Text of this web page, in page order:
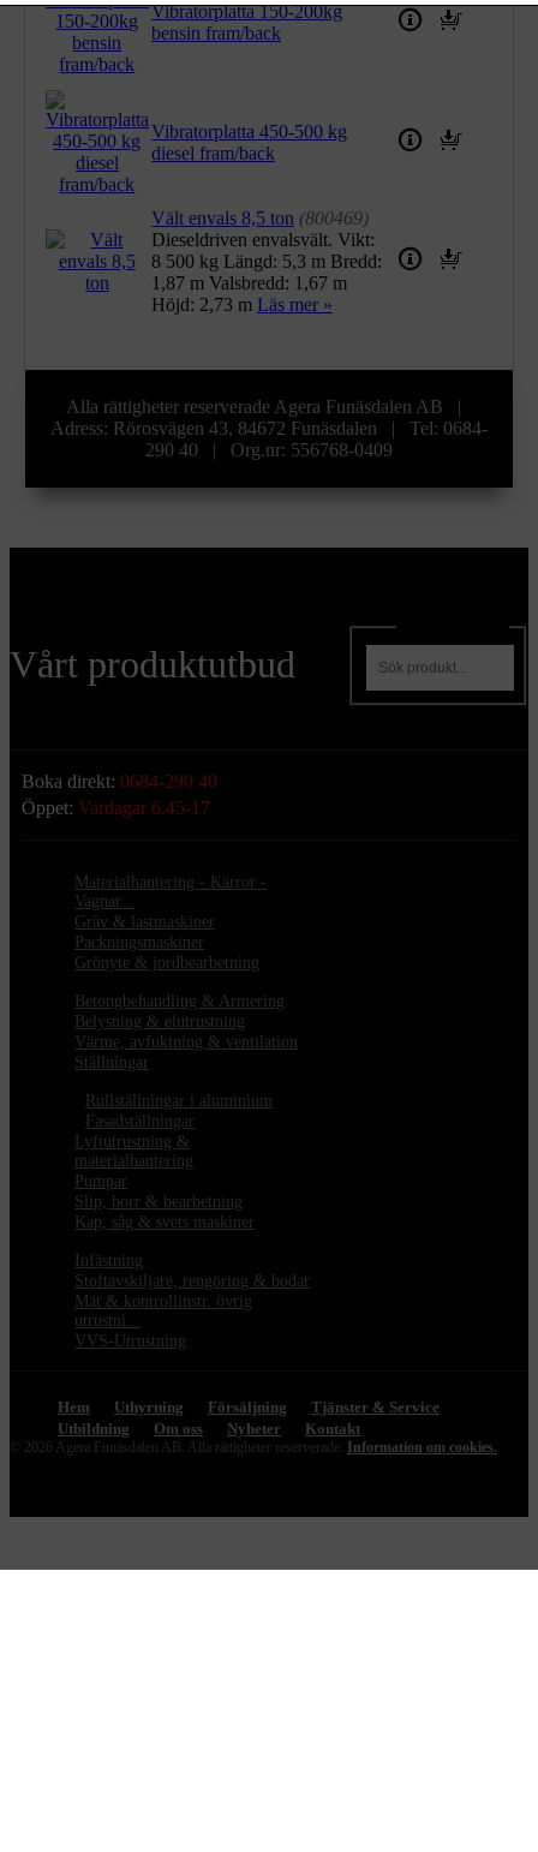
Vibratorplatta 150-200kg
bensin fram/back
Vibratorplatta 450-500 kg
diesel fram/back
Vält envals 8,5 ton (800469)
Dieseldriven envalsvält. Vikt:
8 500 kg Längd: 5,3 m Bredd:
1,87 m Valsbredd: 1,67 m
Höjd: 2,73 m Läs mer »
Alla rättigheter reserverade Agera Funäsdalen AB |
Adress: Rörosvägen 43, 84672 Funäsdalen | Tel: 0684-
290 40 | Org.nr: 556768-0409
Vårt produktutbud
Boka direkt: 0684-290 40
Öppet: Vardagar 6.45-17
Materialhantering - Kärror -
Vagnar...
Gräv & lastmaskiner
Packningsmaskiner
Grönyte & jordbearbetning
Betongbehandling & Armering
Belysning & elutrustning
Värme, avfuktning & ventilation
Ställningar
Rullställningar i aluminium
Fasadställningar
Lyftutrustning &
materialhantering
Pumpar
Slip, borr & bearbetning
Kap, såg & svets maskiner
Infästning
Stoftavskiljare, rengöring & bodar
Mät & kontrollinstr. övrig
utrustni...
VVS-Utrustning
Hem Uthyrning Försäljning
Tjänster & Service
Utbildning
Om oss Nyheter Kontakt
© 2026 Agera Funäsdalen AB. Alla rättigheter reserverade. Information om cookies.